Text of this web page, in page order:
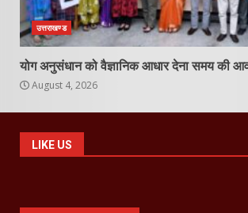
उत्तराखण्ड
योग अनुसंधान को वैज्ञानिक आधार देना समय की
August 4, 2026
LIKE US